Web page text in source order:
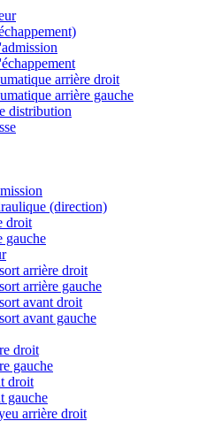
arrière droit
arrière gauche
distribution
(direction)
droit
gauche
arrière droit
arrière gauche
avant droit
avant gauche
droit
gauche
droit
gauche
arrière droit